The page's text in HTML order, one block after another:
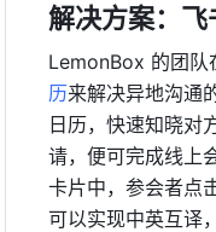
解决方案：
LemonBox 的团队
历来解决异地沟通
日历，快速知晓对
请，便可完成线上
卡片中，参会者点
可以实现中英互译